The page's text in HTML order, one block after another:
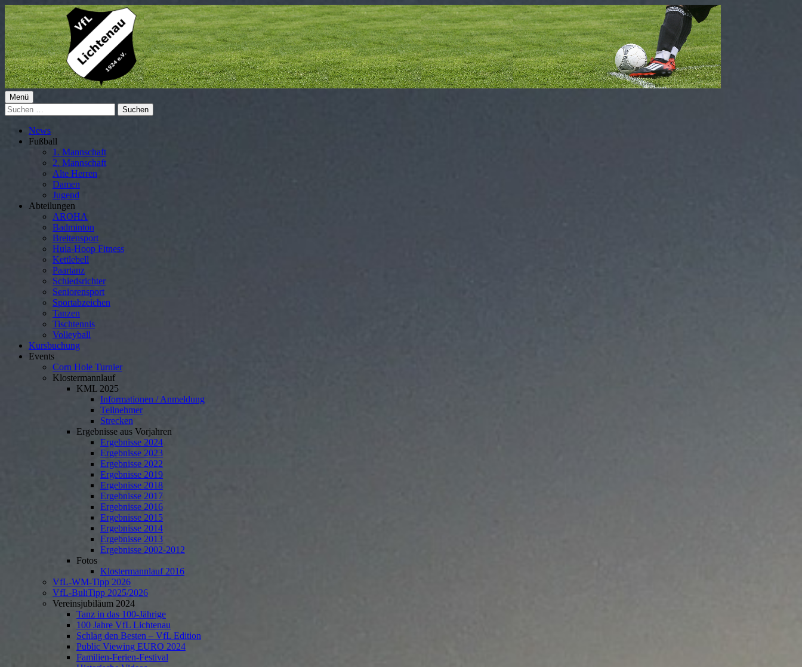
Springe
zum
Inhalt
VfL Lichtenau 1924 e.V.
Primäres
Menü
Menü
Suchen
nach:
News
Fußball
1. Mannschaft
2. Mannschaft
Alte Herren
Damen
Jugend
Abteilungen
AROHA
Badminton
Breitensport
Hula-Hoop Fitness
Kettlebell
Paartanz
Schiedsrichter
Seniorensport
Sportabzeichen
Tanzen
Tischtennis
Volleyball
Kursbuchung
Events
Corn Hole Turnier
Klostermannlauf
KML 2025
Informationen / Anmeldung
Teilnehmer
Strecken
Ergebnisse aus Vorjahren
Ergebnisse 2024
Ergebnisse 2023
Ergebnisse 2022
Ergebnisse 2019
Ergebnisse 2018
Ergebnisse 2017
Ergebnisse 2016
Ergebnisse 2015
Ergebnisse 2014
Ergebnisse 2013
Ergebnisse 2002-2012
Fotos
Klostermannlauf 2016
VfL-WM-Tipp 2026
VfL-BuliTipp 2025/2026
Vereinsjubiläum 2024
Tanz in das 100-Jährige
100 Jahre VfL Lichtenau
Schlag den Besten – VfL Edition
Public Viewing EURO 2024
Familien-Ferien-Festival